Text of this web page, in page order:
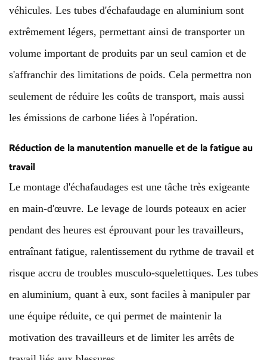
véhicules. Les tubes d'échafaudage en aluminium sont
extrêmement légers, permettant ainsi de transporter un
volume important de produits par un seul camion et de
s'affranchir des limitations de poids. Cela permettra non
seulement de réduire les coûts de transport, mais aussi
les émissions de carbone liées à l'opération.
Réduction de la manutention manuelle et de la fatigue au
travail
Le montage d'échafaudages est une tâche très exigeante
en main-d'œuvre. Le levage de lourds poteaux en acier
pendant des heures est éprouvant pour les travailleurs,
entraînant fatigue, ralentissement du rythme de travail et
risque accru de troubles musculo-squelettiques. Les tubes
en aluminium, quant à eux, sont faciles à manipuler par
une équipe réduite, ce qui permet de maintenir la
motivation des travailleurs et de limiter les arrêts de